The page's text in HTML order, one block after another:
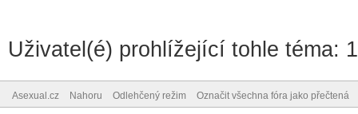
Uživatel(é) prohlížející tohle téma:
Asexual.cz Nahoru Odlehčený režim Označit všechna fóra jako přečtená